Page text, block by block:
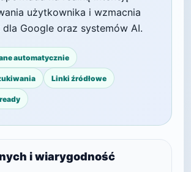
użytkownika i wzmacnia
Google oraz systemów AI.
automatycznie
Linki źródłowe
i wiarygodność